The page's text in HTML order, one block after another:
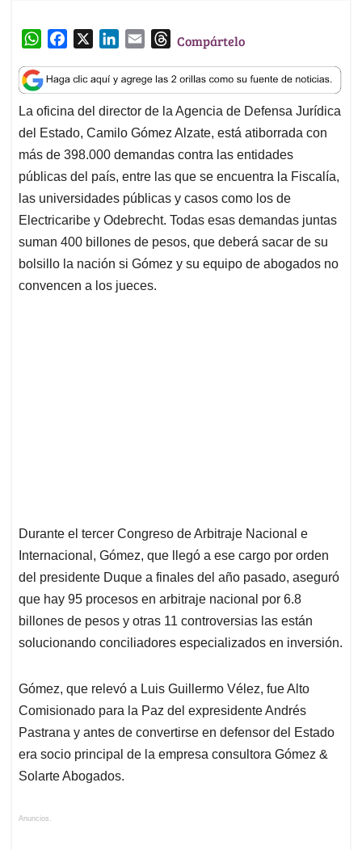
W
a
t
s
A
p
p
c
e
b
o
o
k
n
k
e
d
I
n
a
i
l
T
r
e
a
d
s
Compártelo
La oficina del director de la Agencia de Defensa Jurídica
del Estado, Camilo Gómez Alzate, está atiborrada con
más de 398.000 demandas contra las entidades
públicas del país, entre las que se encuentra la Fiscalía,
las universidades públicas y casos como los de
Electricaribe y Odebrecht. Todas esas demandas juntas
suman 400 billones de pesos, que deberá sacar de su
bolsillo la nación si Gómez y su equipo de abogados no
convencen a los jueces.
Durante el tercer Congreso de Arbitraje Nacional e
Internacional, Gómez, que llegó a ese cargo por orden
del presidente Duque a finales del año pasado, aseguró
que hay 95 procesos en arbitraje nacional por 6.8
billones de pesos y otras 11 controversias las están
solucionando conciliadores especializados en inversión.
Gómez, que relevó a Luis Guillermo Vélez, fue Alto
Comisionado para la Paz del expresidente Andrés
Pastrana y antes de convertirse en defensor del Estado
era socio principal de la empresa consultora Gómez &
Solarte Abogados.
Anuncios.